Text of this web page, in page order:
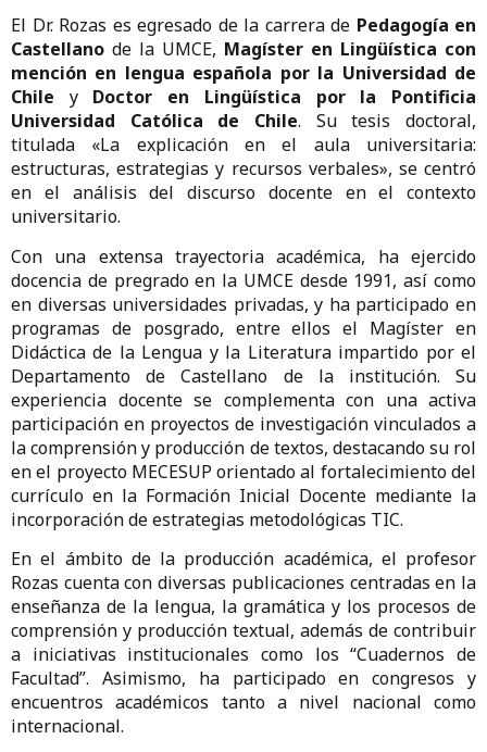
El Dr. Rozas es egresado de la carrera de Pedagogía en
Castellano de la UMCE, Magíster en Lingüística con
mención en lengua española por la Universidad de
Chile y Doctor en Lingüística por la Pontificia
Universidad Católica de Chile. Su tesis doctoral,
titulada «La explicación en el aula universitaria:
estructuras, estrategias y recursos verbales», se centró
en el análisis del discurso docente en el contexto
universitario.
Con una extensa trayectoria académica, ha ejercido
docencia de pregrado en la UMCE desde 1991, así como
en diversas universidades privadas, y ha participado en
programas de posgrado, entre ellos el Magíster en
Didáctica de la Lengua y la Literatura impartido por el
Departamento de Castellano de la institución. Su
experiencia docente se complementa con una activa
participación en proyectos de investigación vinculados a
la comprensión y producción de textos, destacando su rol
en el proyecto MECESUP orientado al fortalecimiento del
currículo en la Formación Inicial Docente mediante la
incorporación de estrategias metodológicas TIC.
En el ámbito de la producción académica, el profesor
Rozas cuenta con diversas publicaciones centradas en la
enseñanza de la lengua, la gramática y los procesos de
comprensión y producción textual, además de contribuir
a iniciativas institucionales como los “Cuadernos de
Facultad”. Asimismo, ha participado en congresos y
encuentros académicos tanto a nivel nacional como
internacional.